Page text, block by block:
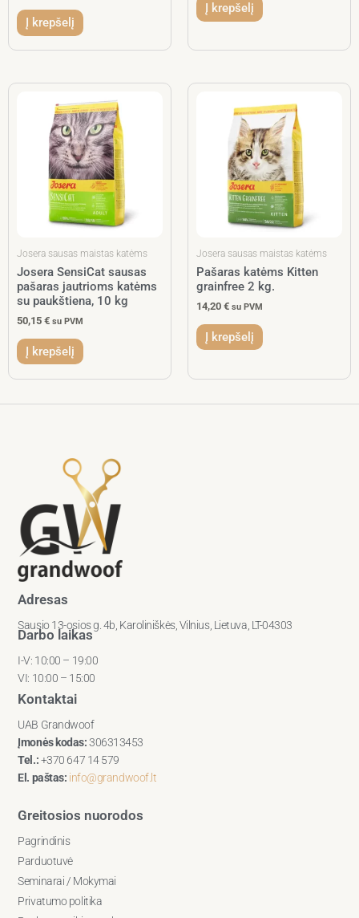
Į krepšelį
Į krepšelį
Josera sausas maistas katėms
Josera SensiCat sausas
pašaras jautrioms katėms
su paukštiena, 10 kg
50,15 € su PVM
Į krepšelį
Josera sausas maistas katėms
Pašaras katėms Kitten
grainfree 2 kg.
14,20 € su PVM
Į krepšelį
Adresas
Sausio 13-osios g. 4b, Karoliniškės, Vilnius, Lietuva, LT-04303
Darbo laikas
I-V: 10:00 – 19:00
VI: 10:00 – 15:00
Kontaktai
UAB Grandwoof
Įmonės kodas:306313453
Tel.:+370 647 14 579
El. paštas: info@grandwoof.lt
Greitosios nuorodos
Pagrindinis
Parduotuvė
Seminarai / Mokymai
Privatumo politika